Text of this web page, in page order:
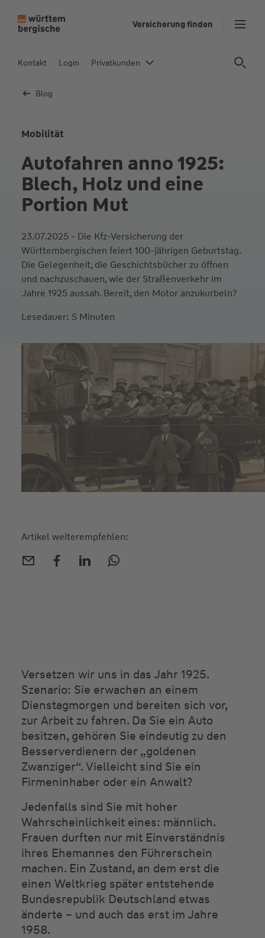
In
Versicherung finden
Kontakt Login Privatkunden
Blog
Mobilität
Autofahren anno 1925:
Blech, Holz und eine
Portion Mut
23.07.2025 - Die Kfz-Versicherung der
Württembergischen feiert 100-jährigen Geburtstag.
Die Gelegenheit, die Geschichtsbücher zu öffnen
und nachzuschauen, wie der Straßenverkehr im
Jahre 1925 aussah. Bereit, den Motor anzukurbeln?
Lesedauer: 5 Minuten
Artikel weiterempfehlen:
Versetzen wir uns in das Jahr 1925.
Szenario: Sie erwachen an einem
Dienstagmorgen und bereiten sich vor,
zur Arbeit zu fahren. Da Sie ein Auto
besitzen, gehören Sie eindeutig zu den
Besserverdienern der „goldenen
Zwanziger“. Vielleicht sind Sie ein
Firmeninhaber oder ein Anwalt?
Jedenfalls sind Sie mit hoher
Wahrscheinlichkeit eines: männlich.
Frauen durften nur mit Einverständnis
ihres Ehemannes den Führerschein
machen. Ein Zustand, an dem erst die
einen Weltkrieg später entstehende
Bundesrepublik Deutschland etwas
änderte – und auch das erst im Jahre
1958.